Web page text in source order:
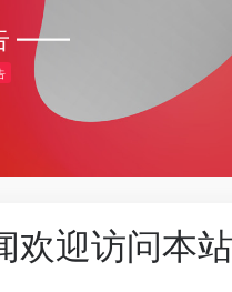
——
欢迎访问本